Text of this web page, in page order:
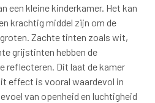
een kleine kinderkamer. Het kan
krachtig middel zijn om de
Zachte tinten zoals wit,
grijstinten hebben de
reflecteren. Dit laat de kamer
effect is vooral waardevol in
van openheid en luchtigheid